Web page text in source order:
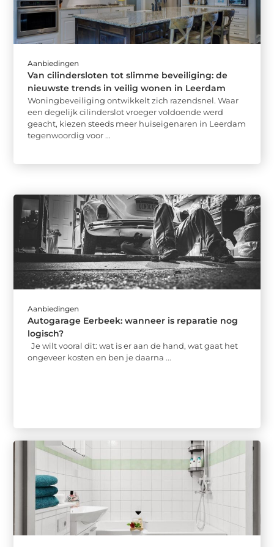
Aanbiedingen
Van cilindersloten tot slimme beveiliging: de
nieuwste trends in veilig wonen in Leerdam
Woningbeveiliging ontwikkelt zich razendsnel. Waar
een degelijk cilinderslot vroeger voldoende werd
geacht, kiezen steeds meer huiseigenaren in Leerdam
tegenwoordig voor ...
Aanbiedingen
Autogarage Eerbeek: wanneer is reparatie nog
logisch?
Je wilt vooral dit: wat is er aan de hand, wat gaat het
ongeveer kosten en ben je daarna ...